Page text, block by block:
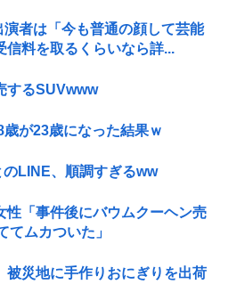
者は「今も普通の顔して芸能
信料を取るくらいなら詳...
するSUVwww
歳が23歳になった結果ｗ
LINE、順調すぎるww
性「事件後にバウムクーヘン売
てムカついた」
被災地に手作りおにぎりを出荷